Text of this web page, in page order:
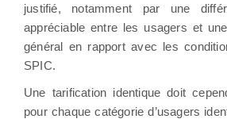
justifié, notamment par une
appréciable entre les usagers et
général en rapport avec les
SPIC.
Une tarification identique doit
pour chaque catégorie d’usagers